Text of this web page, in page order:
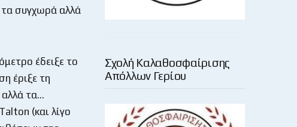
τα συγχωρά αλλά
έδειξε το
έριξε τη
αλλά τα…
(και λίγο
Σχολή Καλαθοσφαίρισης
Απόλλων Γερίου